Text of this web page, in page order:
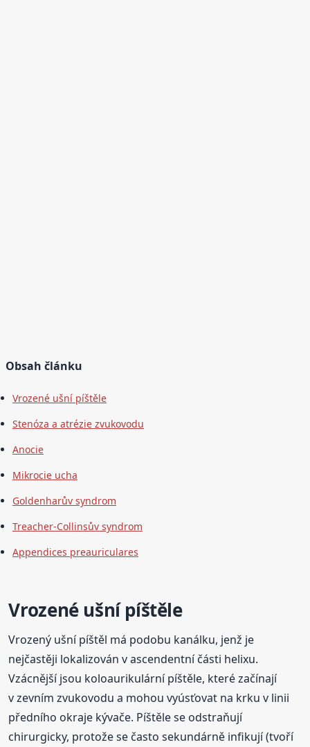
Obsah článku
Vrozené ušní píštěle
Stenóza a atrézie zvukovodu
Anocie
Mikrocie ucha
Goldenharův syndrom
Treacher-Collinsův syndrom
Appendices preauriculares
Vrozené ušní píštěle
Vrozený ušní píštěl má podobu kanálku, jenž je
nejčastěji lokalizován v ascendentní části helixu.
Vzácnější jsou koloaurikulární píštěle, které začínají
v zevním zvukovodu a mohou vyúsťovat na krku v linii
předního okraje kývače. Píštěle se odstraňují
chirurgicky, protože se často sekundárně infikují (tvoří